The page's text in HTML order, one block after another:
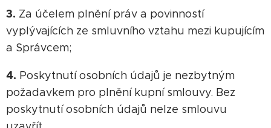
3. Za účelem plnění práv a povinností
vyplývajících ze smluvního vztahu mezi kupujícím
a Správcem;
4. Poskytnutí osobních údajů je nezbytným
požadavkem pro plnění kupní smlouvy. Bez
poskytnutí osobních údajů nelze smlouvu